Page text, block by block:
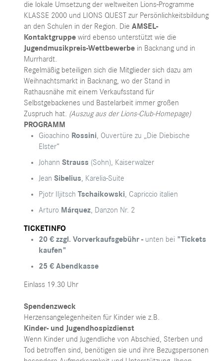
die lokale Umsetzung der weltweiten Lions-Programme
KLASSE 2000 und LIONS QUEST zur Persönlichkeitsbildung
an den Schulen in der Region. DieAMSEL-
Kontaktgruppe wird ebenso unterstützt wie die
Jugendmusikpreis-Wettbewerbe in Backnang und in
Murrhardt.
Regelmäßig beteiligen sich die Mitglieder sich dazu am
Weihnachtsmarkt in Backnang, wo der Stand in
Rathausnähe mit einem Verkaufsstand für
Selbstgebackenes und Bastelarbeit immer großen
Zuspruch hat. (Auszug aus der Lions-Club-Homepage)
PROGRAMM
Gioachino Rossini , Ouvertüre zu „Die Diebische
Elster“
JohannStrauss (Sohn), Kaiserwalzer
JeanSibelius , Karelia-Suite
Pjotr IljitschTschaikowski , Capriccio italien
Arturo Márquez , Danzon Nr. 2
TICKETINFO
20 € zzgl. Vorverkaufsgebühr - unten bei "Tickets
kaufen"
25 € Abendkasse
Einlass 19.30 Uhr
Spendenzweck
Herzensangelegenheiten für Kinder wie z.B.
Kinder- und Jugendhospizdienst
Wenn Kinder und Jugendliche von Abschied, Sterben und
Tod betroffen sind, benötigen sie und ihre Bezugspersonen